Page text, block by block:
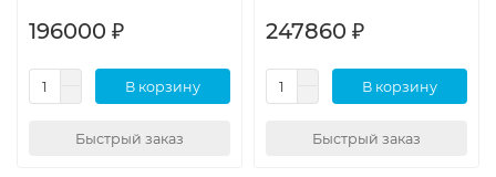
196000 ₽
В корзину
Быстрый заказ
247860 ₽
В корзину
Быстрый заказ